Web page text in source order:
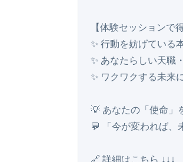
【体験セッションで
✨ 行動を妨げている
✨ あなたらしい天職
✨ ワクワクする未来
💡 あなたの「使命」
💬 「今が変われば